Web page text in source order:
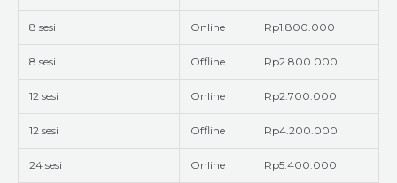
8 sesi Online Rp1.800.000
8 sesi Offline Rp2.800.000
12 sesi Online Rp2.700.000
12 sesi Offline Rp4.200.000
24 sesi Online Rp5.400.000